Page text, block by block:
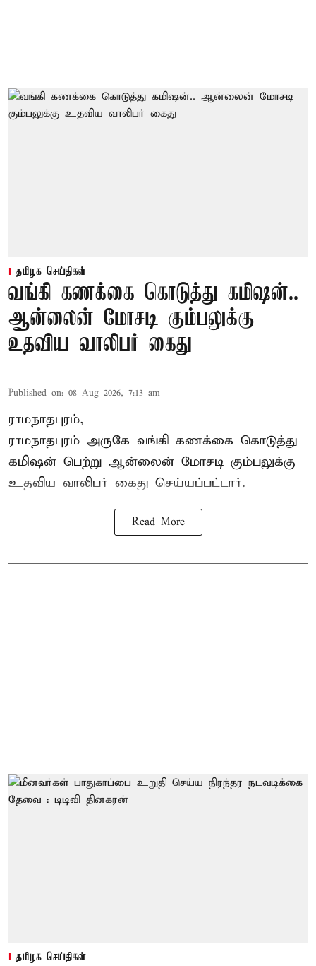
தமிழக செய்திகள்
வங்கி கணக்கை கொடுத்து கமிஷன்..
ஆன்லைன் மோசடி கும்பலுக்கு
உதவிய வாலிபர் கைது
Published on: 08 Aug 2026, 7:13 am
ராமநாதபுரம்,
ராமநாதபுரம் அருகே வங்கி கணக்கை கொடுத்து
கமிஷன் பெற்று ஆன்லைன் மோசடி கும்பலுக்கு
உதவிய வாலிபர் கைது செய்யப்பட்டார்.
Read More
தமிழக செய்திகள்